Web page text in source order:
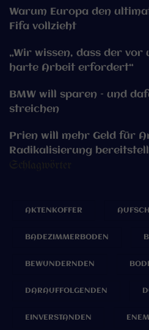
Warum Europa den
Fifa vollzieht
„Wir wissen, dass der vor
harte Arbeit erfordert“
BMW will sparen – und
streichen
Prien will mehr Geld für
Radikalisierung
AKTENKOFFER
BADEZIMMERBODEN
BEWUNDERNDEN
DARAUFFOLGENDEN
EINVERSTANDEN